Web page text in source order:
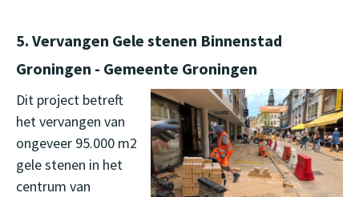
5. Vervangen Gele stenen Binnenstad
Groningen - Gemeente Groningen
Dit project betreft
het vervangen van
ongeveer 95.000 m2
gele stenen in het
centrum van